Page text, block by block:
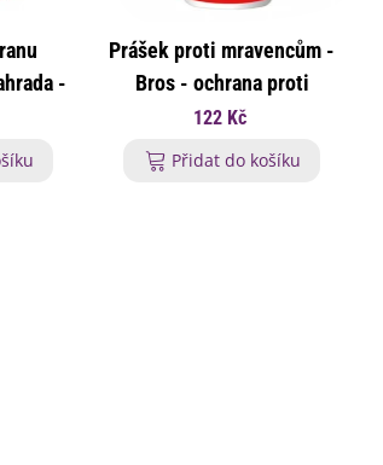
-
Prášek proti mravencům -
Bros - ochrana proti
mravencům - 250 g
122 Kč
Přidat do košíku